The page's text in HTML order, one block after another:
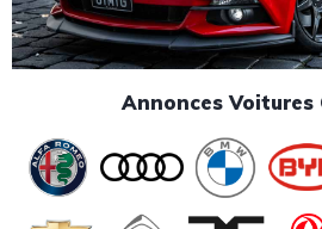
Annonces Voitures